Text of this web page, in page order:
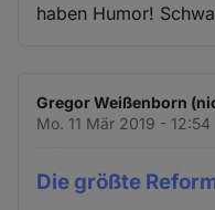
haben Humor!
Gregor Weißenborn
Mo. 11 Mär 2019 - 12:54
Die größte